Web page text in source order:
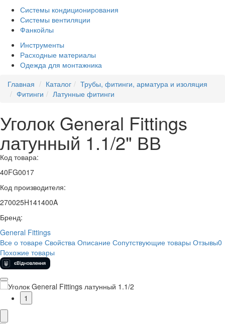
Системы кондиционирования
Системы вентиляции
Фанкойлы
Инструменты
Расходные материалы
Одежда для монтажника
Главная
Каталог
Трубы, фитинги, арматура и изоляция
Фитинги
Латунные фитинги
Уголок General Fittings
латунный 1.1/2" ВВ
Код товара:
40FG0017
Код производителя:
270025H141400A
Бренд:
General Fittings
Все о товаре Свойства Описание Сопутствующие товары Отзывы0
Похожие товары
1